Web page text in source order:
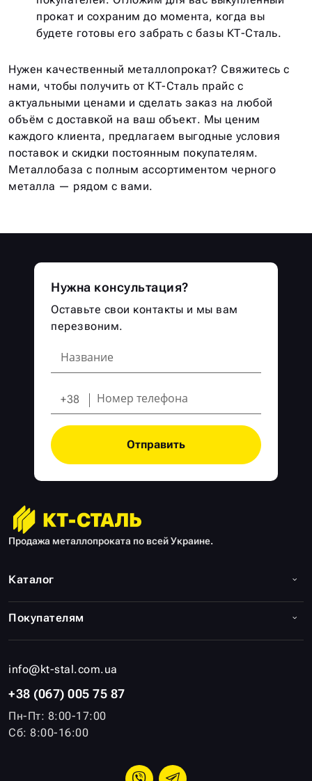
прокат и сохраним до момента, когда вы
будете готовы его забрать с базы КТ-Сталь.
Нужен качественный металлопрокат? Свяжитесь с
нами, чтобы получить от КТ-Сталь прайс с
актуальными ценами и сделать заказ на любой
объём с доставкой на ваш объект. Мы ценим
каждого клиента, предлагаем выгодные условия
поставок и скидки постоянным покупателям.
Металлобаза с полным ассортиментом черного
металла — рядом с вами.
Продажа металлопроката по всей Украине.
info@kt-stal.com.ua
+38 (067) 005 75 87
Пн-Пт: 8:00-17:00
Сб: 8:00-16:00
Каталог
Покупателям
Нужна консультация?
Оставьте свои контакты и мы вам
перезвоним.
+38
Отправить